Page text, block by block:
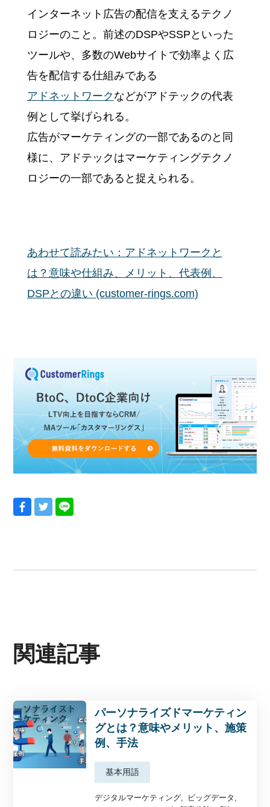
インターネット広告の配信を支えるテクノ
ロジーのこと。前述のDSPやSSPといった
ツールや、多数のWebサイトで効率よく広
告を配信する仕組みである
アドネットワーク などがアドテックの代表
例として挙げられる。
広告がマーケティングの一部であるのと同
様に、アドテックはマーケティングテクノ
ロジーの一部であると捉えられる。
あわせて読みたい：アドネットワークと
は？意味や仕組み、メリット、代表例、
DSPとの違い (customer-rings.com)
関連記事
パーソナライズドマーケティン
グとは？意味やメリット、施策
例、手法
基本用語
デジタルマーケティング
ビッグデータ